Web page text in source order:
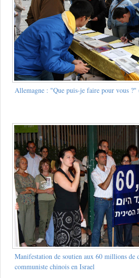
Allemagne : "Que puis-je faire pour vous ?"
Manifestation de soutien aux 60 millions de
communiste chinois en Israel